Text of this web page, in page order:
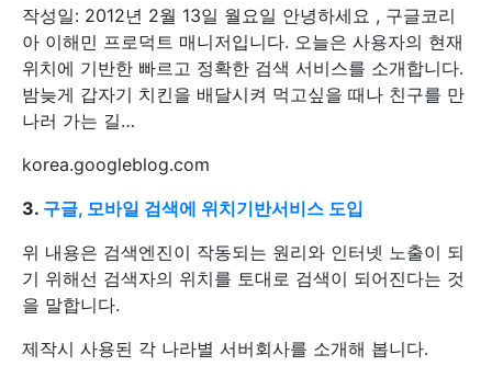
작성일: 2012년 2월 13일 월요일 안녕하세요 , 구글코리
아 이해민 프로덕트 매니저입니다. 오늘은 사용자의 현재
위치에 기반한 빠르고 정확한 검색 서비스를 소개합니다.
밤늦게 갑자기 치킨을 배달시켜 먹고싶을 때나 친구를 만
나러 가는 길…
korea.googleblog.com
3. 구글, 모바일 검색에 위치기반서비스 도입
위 내용은 검색엔진이 작동되는 원리와 인터넷 노출이 되
기 위해선 검색자의 위치를 토대로 검색이 되어진다는 것
을 말합니다.
제작시 사용된 각 나라별 서버회사를 소개해 봅니다.